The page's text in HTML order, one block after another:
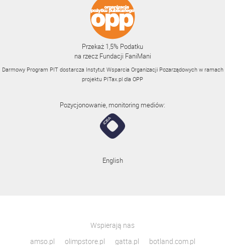
Przekaż 1,5% Podatku
na rzecz Fundacji FaniMani
Darmowy Program PIT dostarcza Instytut Wsparcia Organizacji Pozarządowych w ramach
projektu PITax.pl dla OPP
Pozycjonowanie, monitoring mediów:
English
Wspierają nas
amso.pl
olimpstore.pl gatta.pl botland.com.pl